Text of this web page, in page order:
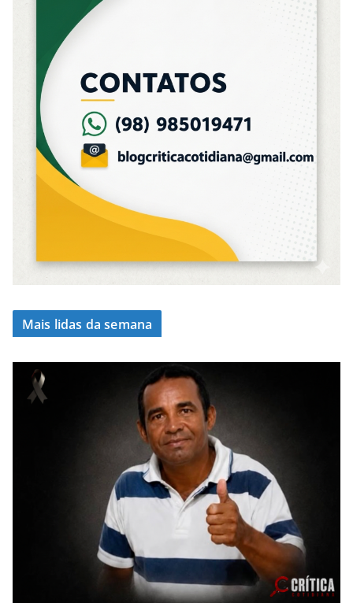
Mais lidas da semana